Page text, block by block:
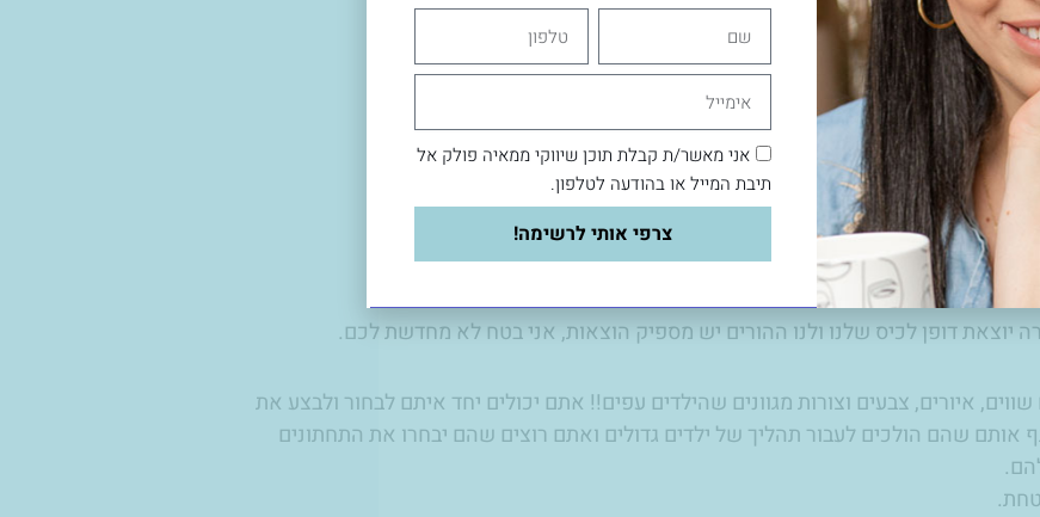
אתכן בכל היתרונות:
שווים, איורים, צבעים וצורות מגוונים שהילדים עפים!! אתם יכולים יחד איתם לבחור ולבצע את
אותם שהם הולכים לעבור תהליך של ילדים גדולים ואתם רוצים שהם יבחרו את התחתונים
אני מאשר/ת קבלת תוכן שיווקי ממאיה פולק אל
תיבת המייל או בהודעה לטלפון.
צרפי אותי לרשימה!